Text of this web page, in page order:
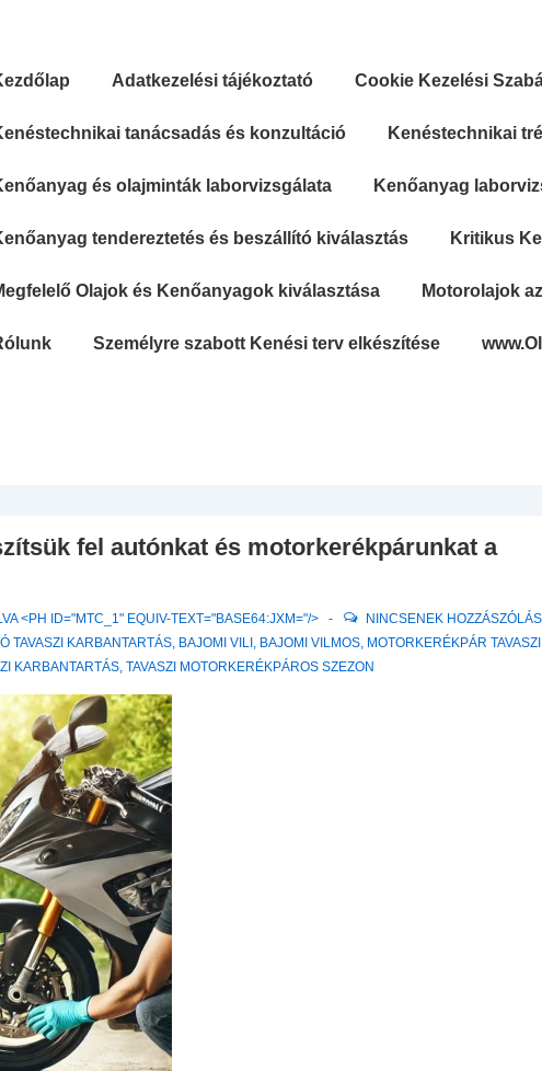
Adatkezelési tájékoztató Cookie Kezelési
tanácsadás és konzultáció Kenéstechnikai
és olajminták laborvizsgálata Kenőanyag
tendereztetés és beszállító kiválasztás Kritikus
Olajok és Kenőanyagok kiválasztása Motorolajok
Személyre szabott Kenési terv elkészítése
fel autónkat és motorkerékpárunkat a
<PH ID="MTC_1" EQUIV-TEXT="BASE64:JXM="/>
NINCSENEK
TAVASZI KARBANTARTÁS, BAJOMI VILI , BAJOMI VILMOS, MOTORKERÉKPÁR TAVASZI
KARBANTARTÁS, TAVASZI MOTORKERÉKPÁROS SZEZON